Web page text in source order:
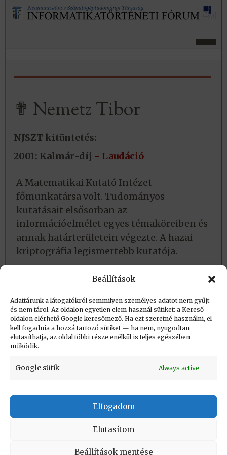
Beállítások
Adattárunk a látogatókról semmilyen személyes adatot nem gyűjt
és nem tárol. Az oldalon egyetlen elem használ sütiket: a Kereső
oldalon elérhető Google keresőmező. Ha ezt szeretné használni, el
kell fogadnia a hozzá tartozó sütiket — ha nem, nyugodtan
elutasíthatja, az oldal többi része enélkül is teljes egészében
működik.
Google sütik Always active
Elfogadom
Elutasítom
Beállítások mentése
✟ Nemetz Tibor
NJSZT kitüntetés:
2001: Kalmár-díj - Laudáció
A Matematikai Kutató Intézet
főmunkatársa volt. Tudományos
kutatásait elsősorban az
információelmélet egyes témaköreiben és
annak határterületein végezte. A hazai
kriptográfia legismertebb kutatója.
Létrehozva: 2018.06.17. 09:30
Utolsó módosítás: 2018.09.16. 11:49
Impresszum
Adatvédelmi tájékoztató
Vissza a lap tetejére